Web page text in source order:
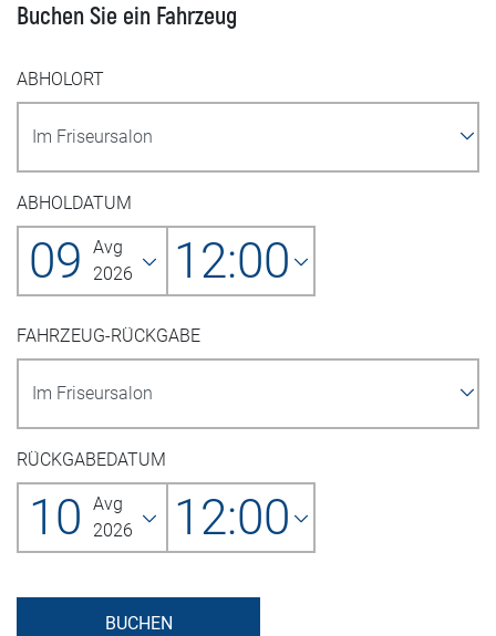
Buchen Sie ein Fahrzeug
ABHOLORT
ABHOLDATUM
09
Avg
2026
12:00
FAHRZEUG-RÜCKGABE
RÜCKGABEDATUM
10
Avg
2026
12:00
BUCHEN